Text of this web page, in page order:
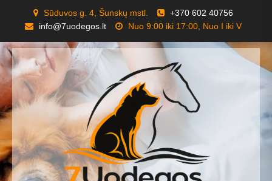
content
Sūduvos g. 4, Šunskų mstl.
+370 602 40756
info@7uodegos.lt
Nuo 9:00 iki 17:00, Nuo I iki V